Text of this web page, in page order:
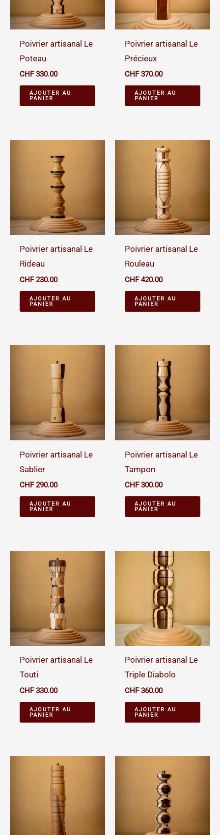
Poivrier artisanal Le
Poteau
CHF330.00
AJOUTER AU
PANIER
Poivrier artisanal Le
Précieux
CHF370.00
AJOUTER AU
PANIER
Poivrier artisanal Le
Rideau
CHF230.00
AJOUTER AU
PANIER
Poivrier artisanal Le
Rouleau
CHF420.00
AJOUTER AU
PANIER
Poivrier artisanal Le
Sablier
CHF290.00
AJOUTER AU
PANIER
Poivrier artisanal Le
Tampon
CHF300.00
AJOUTER AU
PANIER
Poivrier artisanal Le
Touti
CHF330.00
AJOUTER AU
PANIER
Poivrier artisanal Le
Triple Diabolo
CHF360.00
AJOUTER AU
PANIER